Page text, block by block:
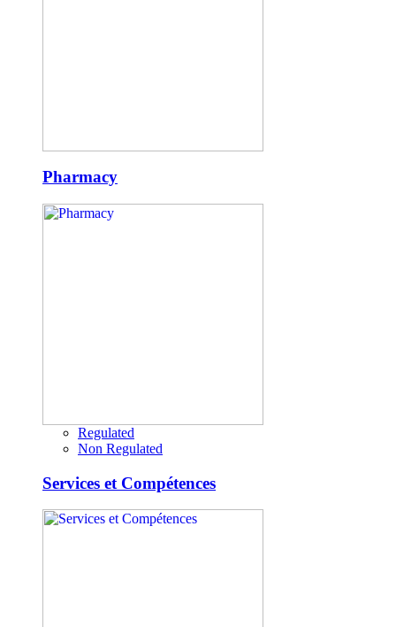
Pharmacy
Regulated
Non Regulated
Services et Compétences